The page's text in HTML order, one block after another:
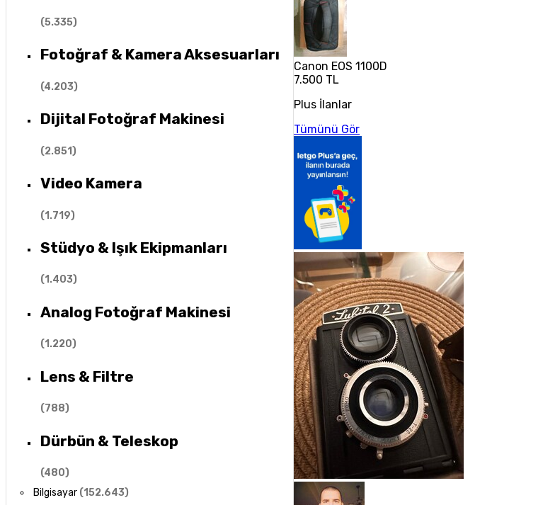
(5.335)
Fotoğraf & Kamera Aksesuarları
(4.203)
Dijital Fotoğraf Makinesi
(2.851)
Video Kamera
(1.719)
Stüdyo & Işık Ekipmanları
(1.403)
Analog Fotoğraf Makinesi
(1.220)
Lens & Filtre
(788)
Dürbün & Teleskop
(480)
Bilgisayar (152.643)
Canon EOS 1100D
7.500 TL
Plus İlanlar
Tümünü Gör